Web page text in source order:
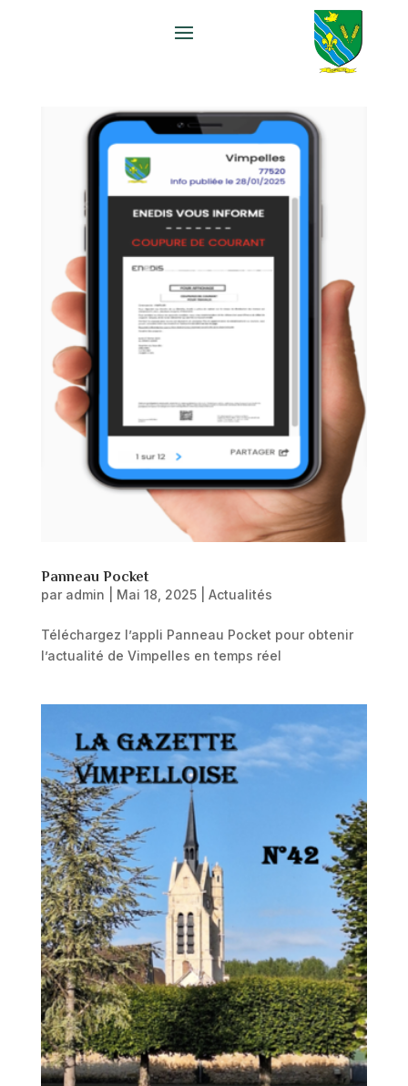
Panneau Pocket
par admin Mai 18, 2025| Actualités
Téléchargez l’appli Panneau Pocket pour obtenir
l’actualité de Vimpelles en temps réel